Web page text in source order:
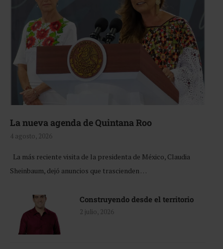
La nueva agenda de Quintana Roo
4 agosto, 2026
La más reciente visita de la presidenta de México, Claudia
Sheinbaum, dejó anuncios que trascienden …
Construyendo desde el territorio
2 julio, 2026